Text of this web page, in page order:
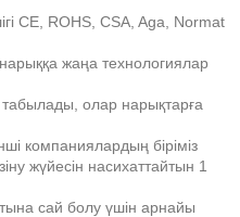
CE, ROHS, CSA, Aga, Normat
жаңа технологиялар
олар нарықтарға
компаниялардың біріміз
жүйесін насихаттайтын 1
сай болу үшін арнайы